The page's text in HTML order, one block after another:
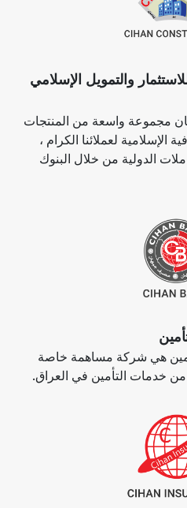
والتمويل الإسلامي
مجموعة واسعة من المنتجات
الإسلامية لعملائنا الكرام ،
الدولية من خلال البنوك
هي شركة مساهمة خاصة
من خدمات التأمين في العراق.